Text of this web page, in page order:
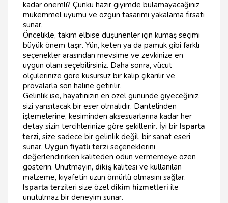
kadar önemli? Çünkü hazır giyimde bulamayacağınız
mükemmel uyumu ve özgün tasarımı yakalama fırsatı
sunar.
Öncelikle, takım elbise düşünenler için kumaş seçimi
büyük önem taşır. Yün, keten ya da pamuk gibi farklı
seçenekler arasından mevsime ve zevkinize en
uygun olanı seçebilirsiniz. Daha sonra, vücut
ölçülerinize göre kusursuz bir kalıp çıkarılır ve
provalarla son haline getirilir.
Gelinlik ise, hayatınızın en özel gününde giyeceğiniz,
sizi yansıtacak bir eser olmalıdır. Dantelinden
işlemelerine, kesiminden aksesuarlarına kadar her
detay sizin tercihlerinize göre şekillenir. İyi bir Isparta
terzi, size sadece bir gelinlik değil, bir sanat eseri
sunar. Uygun fiyatlı terzi seçeneklerini
değerlendirirken kaliteden ödün vermemeye özen
gösterin. Unutmayın, dikiş kalitesi ve kullanılan
malzeme, kıyafetin uzun ömürlü olmasını sağlar.
Isparta terzileri size özel dikim hizmetleri ile
unutulmaz bir deneyim sunar.